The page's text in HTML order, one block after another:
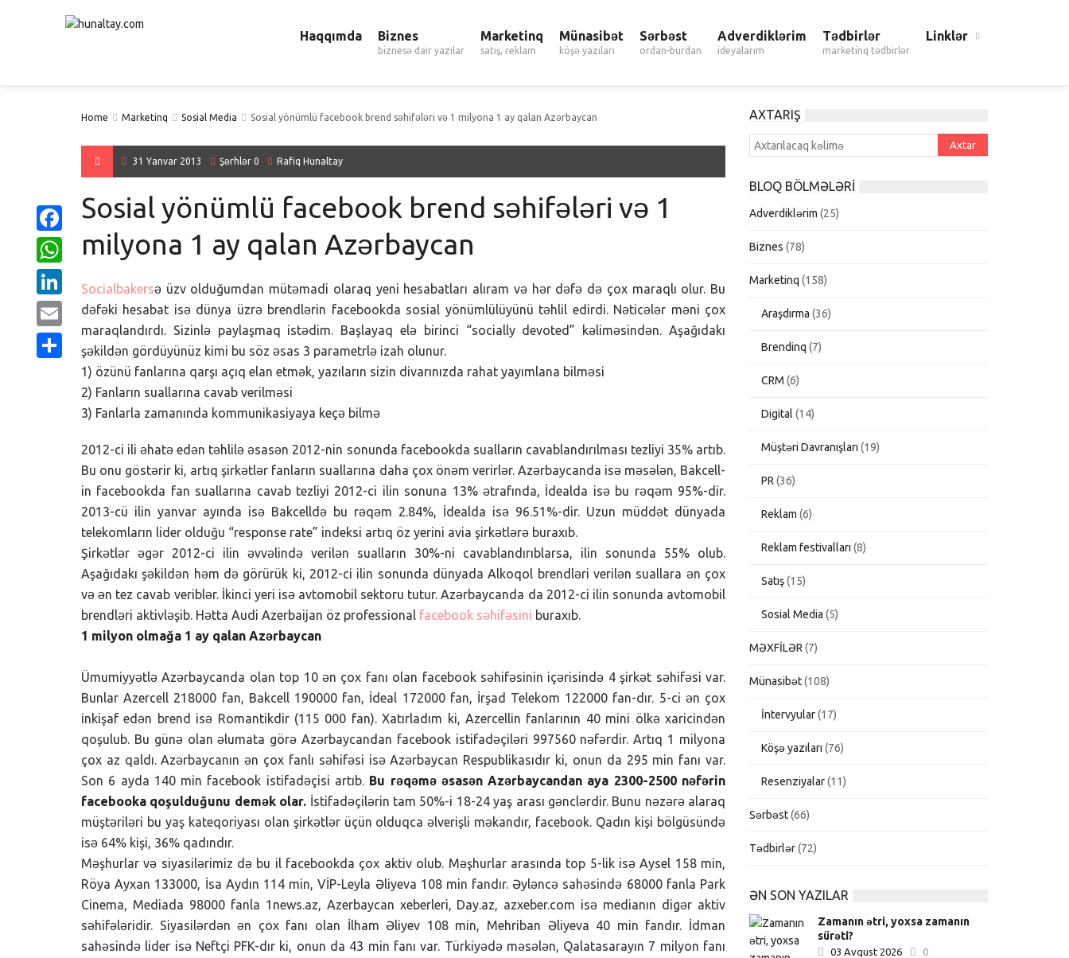
Haqqımda Biznes
biznesə dair yazılar
Marketinq
satış, reklam
Münasibət
köşə yazıları
Sərbəst
ordan-burdan
Adverdiklərim
ideyalarım
Tədbirlər
marketinq tədbirlər
Linklər
Home Marketinq Sosial Media Sosial yönümlü facebook brend səhifələri və 1 milyona 1 ay qalan Azərbaycan
31 Yanvar 2013 Şərhlər 0 Rafiq Hunaltay
Sosial yönümlü facebook brend səhifələri və 1
milyona 1 ay qalan Azərbaycan
Socialbakersə üzv olduğumdan mütəmadi olaraq yeni hesabatları alıram və hər dəfə də çox maraqlı olur. Bu
dəfəki hesabat isə dünya üzrə brendlərin facebookda sosial yönümlülüyünü təhlil edirdi. Nəticələr məni çox
maraqlandırdı. Sizinlə paylaşmaq istədim. Başlayaq elə birinci “socially devoted” kəliməsindən. Aşağıdakı
şəkildən gördüyünüz kimi bu söz əsas 3 parametrlə izah olunur.
1) özünü fanlarına qarşı açıq elan etmək, yazıların sizin divarınızda rahat yayımlana bilməsi
2) Fanların suallarına cavab verilməsi
3) Fanlarla zamanında kommunikasiyaya keçə bilmə
2012-ci ili əhatə edən təhlilə əsasən 2012-nin sonunda facebookda sualların cavablandırılması tezliyi 35% artıb.
Bu onu göstərir ki, artıq şirkətlər fanların suallarına daha çox önəm verirlər. Azərbaycanda isə məsələn, Bakcell-
in facebookda fan suallarına cavab tezliyi 2012-ci ilin sonuna 13% ətrafında, İdealda isə bu rəqəm 95%-dir.
2013-cü ilin yanvar ayında isə Bakcelldə bu rəqəm 2.84%, İdealda isə 96.51%-dir. Uzun müddət dünyada
telekomların lider olduğu “response rate” indeksi artıq öz yerini avia şirkətlərə buraxıb.
Şirkətlər əgər 2012-ci ilin əvvəlində verilən sualların 30%-ni cavablandırıblarsa, ilin sonunda 55% olub.
Aşağıdakı şəkildən həm də görürük ki, 2012-ci ilin sonunda dünyada Alkoqol brendləri verilən suallara ən çox
və ən tez cavab veriblər. İkinci yeri isə avtomobil sektoru tutur. Azərbaycanda da 2012-ci ilin sonunda avtomobil
brendləri aktivləşib. Hətta Audi Azerbaijan öz professional facebook səhifəsini buraxıb.
1 milyon olmağa 1 ay qalan Azərbaycan
Ümumiyyətlə Azərbaycanda olan top 10 ən çox fanı olan facebook səhifəsinin içərisində 4 şirkət səhifəsi var.
Bunlar Azercell 218000 fan, Bakcell 190000 fan, İdeal 172000 fan, İrşad Telekom 122000 fan-dır. 5-ci ən çox
inkişaf edən brend isə Romantikdir (115 000 fan). Xatırladım ki, Azercellin fanlarının 40 mini ölkə xaricindən
qoşulub. Bu günə olan əlumata görə Azərbaycandan facebook istifadəçiləri 997560 nəfərdir. Artıq 1 milyona
çox az qaldı. Azərbaycanın ən çox fanlı səhifəsi isə Azərbaycan Respublikasıdır ki, onun da 295 min fanı var.
Son 6 ayda 140 min facebook istifadəçisi artıb. Bu rəqəmə əsasən Azərbaycandan aya 2300-2500 nəfərin
facebooka qoşulduğunu demək olar. İstifadəçilərin tam 50%-i 18-24 yaş arası gənclərdir. Bunu nəzərə alaraq
müştəriləri bu yaş kateqoriyası olan şirkətlər üçün olduqca əlverişli məkandır, facebook. Qadın kişi bölgüsündə
isə 64% kişi, 36% qadındır.
Məşhurlar və siyasilərimiz də bu il facebookda çox aktiv olub. Məşhurlar arasında top 5-lik isə Aysel 158 min,
Röya Ayxan 133000, İsa Aydın 114 min, VİP-Leyla Əliyeva 108 min fandır. Əyləncə sahəsində 68000 fanla Park
Cinema, Mediada 98000 fanla 1news.az, Azerbaycan xeberleri, Day.az, azxeber.com isə medianın digər aktiv
səhifələridir. Siyasilərdən ən çox fanı olan İlham Əliyev 108 min, Mehriban Əliyeva 40 min fandır. İdman
sahəsində lider isə Neftçi PFK-dır ki, onun da 43 min fanı var. Türkiyədə məsələn, Qalatasarayın 7 milyon fanı
Facebook
WhatsApp
LinkedIn
Email
AXTARIŞ
BLOQ BÖLMƏLƏRI
Adverdiklərim (25)
Biznes (78)
Marketinq (158)
Araşdırma (36)
Brendinq (7)
CRM (6)
Digital (14)
Müştəri Davranışları (19)
PR (36)
Reklam (6)
Reklam festivalları (8)
Satış(15)
Sosial Media (5)
MƏXFİLƏR (7)
Münasibət(108)
İntervyular(17)
Köşə yazıları (76)
Resenziyalar(11)
Sərbəst(66)
Tədbirlər(72)
ƏN SON YAZILAR
Zamanın ətri, yoxsa zamanın
sürəti?
03 Avqust 2026 0